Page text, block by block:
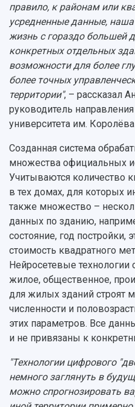
правило, к районам или
усредненные данные,
жизнь с гораздо большей
конкретных отдельных
возможности для более
более точных
территории", – рассказал
руководитель
университета им.
Созданная система
множества официальных
Учитываются количество
в тех домах, для которых
также множество –
данных по зданию,
состояние, год постройки,
стоимость квадратного
Нейросетевые технологии
жилое, общественное,
для жилых зданий строят
численности и
этих параметров. Все
и не привязаны к
"Технологии цифрового
немного заглянуть в
можно спрогнозировать